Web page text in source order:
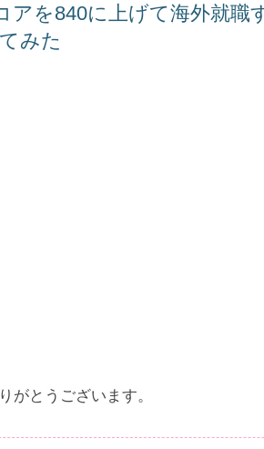
アを840に上げて海外就職
みた
がとうございます。